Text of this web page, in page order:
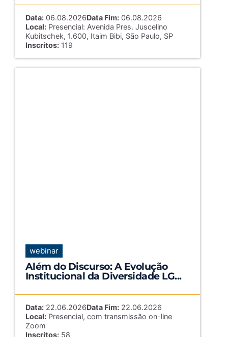
Data:06.08.2026Data Fim:06.08.2026
Local:Presencial: Avenida Pres. Juscelino
Kubitschek, 1.600, Itaim Bibi, São Paulo, SP
Inscritos:119
webinar
Além do Discurso: A Evolução
Institucional da Diversidade LG...
Data:22.06.2026Data Fim:22.06.2026
Local:Presencial, com transmissão on-line
Zoom
Inscritos:58